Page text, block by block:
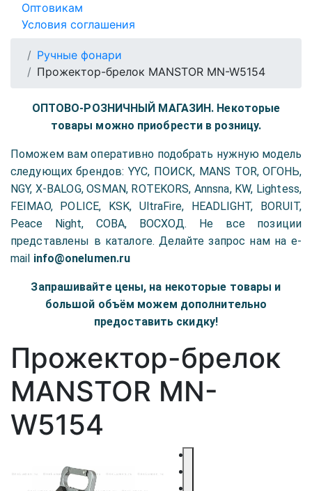
Оптовикам
Условия соглашения
Ручные фонари
Прожектор-брелок MANSTOR MN-W5154
ОПТОВО-РОЗНИЧНЫЙ МАГАЗИН. Некоторые
товары можно приобрести в розницу.
Поможем вам оперативно подобрать нужную модель
следующих брендов: YYC, ПОИСК, MANS TOR, ОГОНЬ,
NGY, X-BALOG, OSMAN, ROTEKORS, Annsna, KW, Lightess,
FEIMAO, POLICE, KSK, UltraFire, HEADLIGHT, BORUIT,
Peace Night, COBA, ВОСХОД. Не все позиции
представлены в каталоге. Делайте запрос нам на e-
mail info@onelumen.ru
Запрашивайте цены, на некоторые товары и
большой объём можем дополнительно
предоставить скидку!
Прожектор-брелок
MANSTOR MN-
W5154